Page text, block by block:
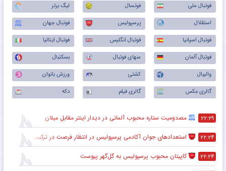
فوتبال ملی فوتسال
لیگ برتر
استقلال
پرسپولیس
فوتبال جهان
فوتبال اسپانیا
فوتبال انگلیس
فوتبال ایتالیا
فوتبال آلمان
منهای فوتبال
بسکتبال
والیبال
کشتی
ورزش بانوان
گالری عکس
گالری فیلم دکه
۲۲:۲۹ مصدومیت ستاره محبوب آلمانی در دیدار اینتر مقابل میلان
۲۲:۲۴ استعدادهای جوان آکادمی پرسپولیس در انتظار فرصت در ترکیب اصلی
۲۲:۲۴ کاپیتان محبوب پرسپولیس به گل‌گهر پیوست